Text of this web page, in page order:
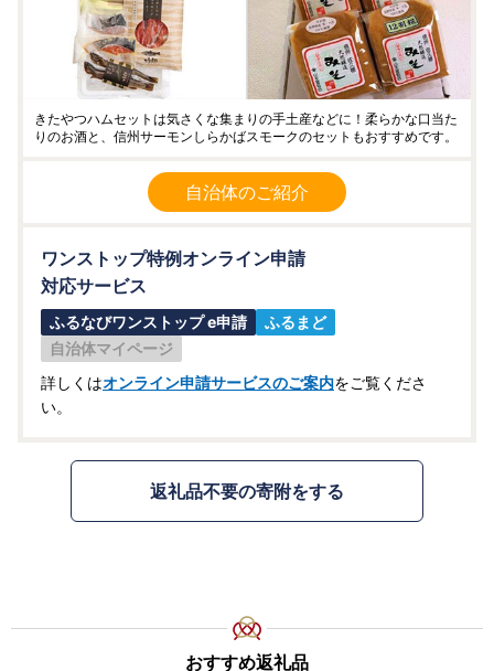
きたやつハムセットは気さくな集まりの手土産などに！柔らかな口当た
りのお酒と、信州サーモンしらかばスモークのセットもおすすめです。
自治体のご紹介
ワンストップ特例オンライン申請
対応サービス
ふるなびワンストップ e申請
ふるまど
自治体マイページ
詳しくはオンライン申請サービスのご案内をご覧くださ
い。
返礼品不要の寄附をする
おすすめ返礼品